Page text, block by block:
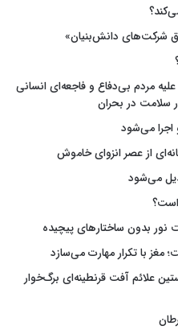
شرکت‌های دانش‌بنیان»
علیه مردم بی‌دفاع و فاجعه‌ای انسانی
سلامت در بحران
اجرا می‌شود
از عصر انزوای خاموش
می‌شود
نور بدون ساختارهای پیچیده
با تکرار مهارت می‌سازد
علائم آفت قرنطینه‌ای برگ‌خوار